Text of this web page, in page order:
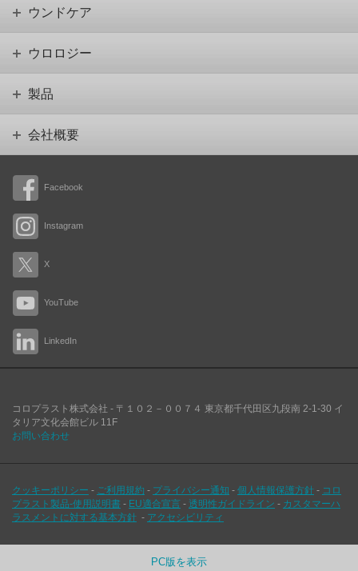
Facebook
Instagram
X
YouTube
LinkedIn
ウンドケア
ウロロジー
製品
会社概要
コロプラスト株式会社 - 〒１０２－００７４ 東京都千代田区九段南 2-1-30 イ
タリア文化会館ビル 11F
お問い合わせ
クッキーポリシー - ご利用規約 - プライバシー通知 - 個人情報保護方針 - コロ
プラスト製品-使用説明書 - EU適合宣言 - 透明性ガイドライン - カスタマーハ
ラスメントに対する基本方針 - アクセシビリティ
PC版を表示